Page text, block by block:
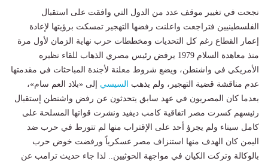
نجحت في تغيير موقف عدد من الدول التي وافقت على استقبال
الفلسطينيين فتراجعت واعلنت رفضها التهجير تمسكت برؤيتها لإعادة
إعمار القطاع رغم كل التحديات ومخططات حرب نهاية الزمان لأول مرة
منذ معاهدة السلام 1979 يرفض رئيس مصري الذهاب للقاء نظيره
الأمريكي في واشنطن، ويضع شروط معلنة لأجندة المباحثات في مقدمتها
عدم مناقشة قضية التهجير، ولم يذهب السيسي إلى «بلاد العم سام»،
بعدما كان المصريون في عهد سابق يتحدثون عن رفض واشنطن إستقبال
رئيسهم كسرت مصر اتفاقية كامب ديفيد ونشرت قواتها المسلحة على
كامل سيناء ولم يجرؤ أحد على الإقتراب منها لم تتورط في حرب ضد
اليمن كان الهدف منها استنزاف مصر عسكرياً ورفضت خوض حرب
بالوكالة وتركت الكيان في مواجهة الحوثيين.. لذا جاء حديث ترامب عن